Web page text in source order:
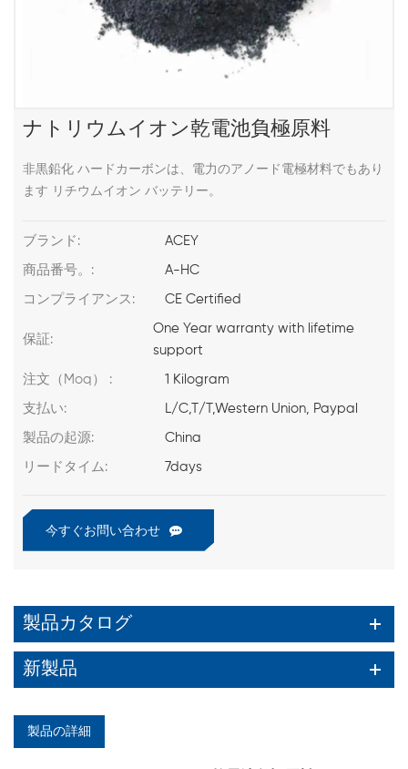
ナトリウムイオン乾電池負極原料
非黒鉛化 ハードカーボンは、電力のアノード電極材料でもあり
ます リチウムイオン バッテリー。
ブランド: ACEY
商品番号。: A-HC
コンプライアンス: CE Certified
保証:
One Year warranty with lifetime
support
注文（Moq） : 1 Kilogram
支払い: L/C,T/T,Western Union, Paypal
製品の起源: China
リードタイム: 7days
今すぐお問い合わせ
製品カタログ
新製品
製品の詳細